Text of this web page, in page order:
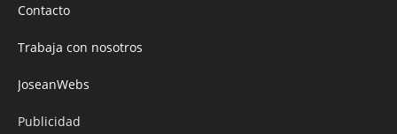
Contacto
Trabaja con nosotros
JoseanWebs
Publicidad